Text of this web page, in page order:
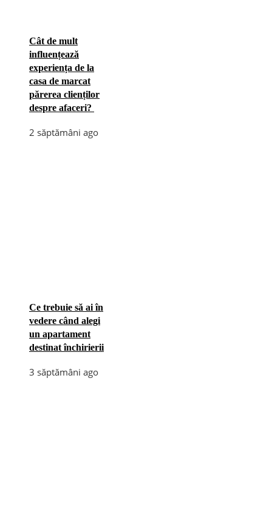
Cât de mult
influențează
experiența de la
casa de marcat
părerea clienților
despre afaceri?
2 săptămâni ago
Ce trebuie să ai în
vedere când alegi
un apartament
destinat închirierii
3 săptămâni ago